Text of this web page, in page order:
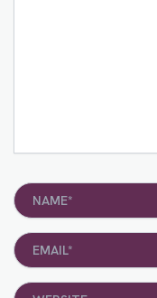
Name*
Email*
Website